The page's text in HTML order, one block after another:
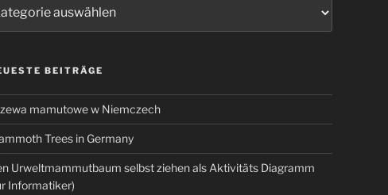
BEITRÄGE
mamutowe w Niemczech
Trees in Germany
Urweltmammutbaum selbst ziehen als Aktivitäts Diagramm
Informatiker)